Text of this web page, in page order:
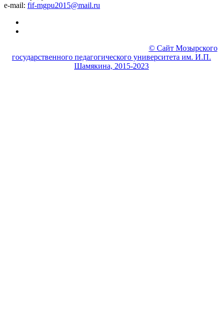
e-mail: fif-mgpu2015@mail.ru
© Сайт Мозырского
государственного педагогического университета им. И.П.
Шамякина, 2015-2023